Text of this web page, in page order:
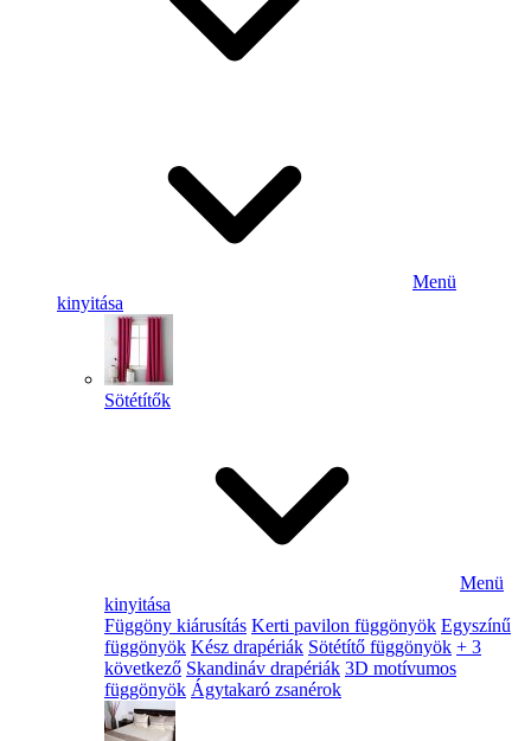
Menü
kinyitása
Sötétítők
Menü
kinyitása
Függöny kiárusítás Kerti pavilon függönyök Egyszínű
függönyök Kész drapériák Sötétítő függönyök + 3
következő Skandináv drapériák 3D motívumos
függönyök Ágytakaró zsanérok